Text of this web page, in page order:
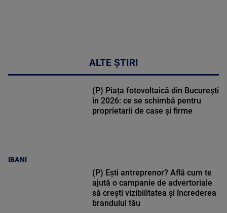
ALTE ȘTIRI
IBANI
(P) Piața fotovoltaică din București
în 2026: ce se schimbă pentru
proprietarii de case și firme
(P) Ești antreprenor? Află cum te
ajută o campanie de advertoriale
să crești vizibilitatea și încrederea
brandului tău